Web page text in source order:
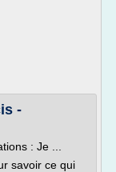
-
: Je ...
savoir ce qui